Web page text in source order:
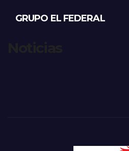
GRUPO EL FEDERAL